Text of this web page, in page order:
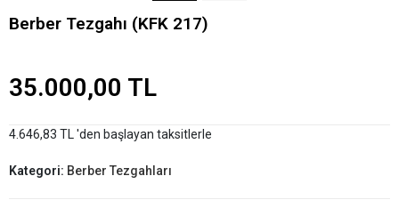
Berber Tezgahı (KFK 217)
35.000,00 TL
4.646,83 TL 'den başlayan taksitlerle
Kategori: Berber Tezgahları